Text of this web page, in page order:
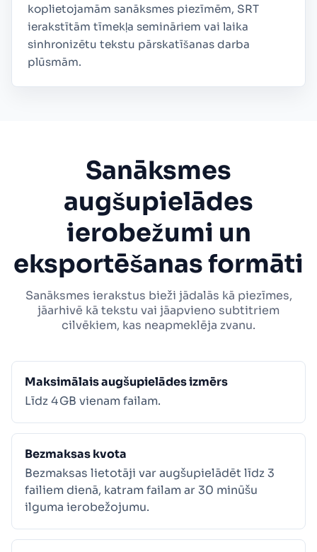
koplietojamām sanāksmes piezīmēm, SRT
ierakstītām tīmekļa semināriem vai laika
sinhronizētu tekstu pārskatīšanas darba
plūsmām.
Sanāksmes
augšupielādes
ierobežumi un
eksportēšanas formāti
Sanāksmes ierakstus bieži jādalās kā piezīmes,
jāarhivē kā tekstu vai jāapvieno subtitriem
cilvēkiem, kas neapmeklēja zvanu.
Maksimālais augšupielādes izmērs
Līdz 4 GB vienam failam.
Bezmaksas kvota
Bezmaksas lietotāji var augšupielādēt līdz 3
failiem dienā, katram failam ar 30 minūšu
ilguma ierobežojumu.